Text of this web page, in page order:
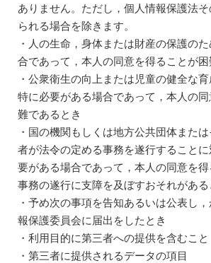
ありません。ただし，個人情報保護法
られる場合を除きます。
・人の生命，身体または財産の保護の
合であって，本人の同意を得ることが困
・公衆衛生の向上または児童の健全な
特に必要がある場合であって，本人の
難であるとき
・国の機関もしくは地方公共団体また
者が法令の定める事務を遂行すること
要がある場合であって，本人の同意を
事務の遂行に支障を及ぼすおそれがある
・予め次の事項を告知あるいは公表し
報保護委員会に届出をしたとき
・利用目的に第三者への提供を含むこと
・第三者に提供されるデータの項目